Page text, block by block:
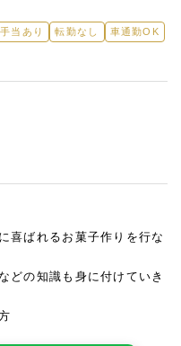
当あり 転勤なし
車通勤OK
喜ばれるお菓子作りを行な
どの知識も身に付けていき